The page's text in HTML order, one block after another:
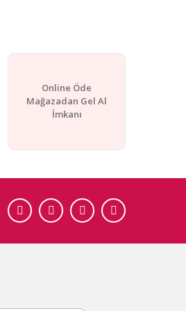
Online Öde
Mağazadan Gel Al
İmkanı